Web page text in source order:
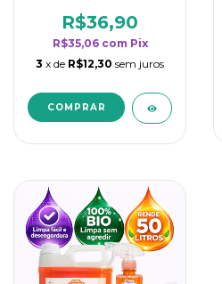
rendimento da
categoria - Flor de
Laranjeira
R$36,90
R$35,06 com Pix
3 x de R$12,30 sem juros